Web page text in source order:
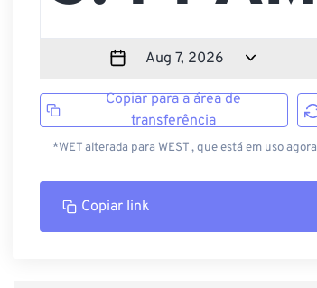
Copiar para a área de
transferência
*WET alterada para WEST , que está em uso agora
Copiar link